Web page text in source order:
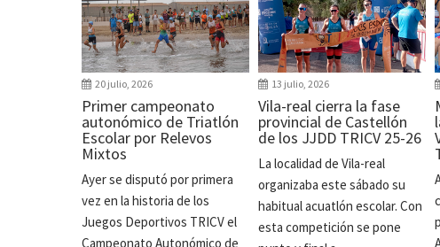
20 julio, 2026
Primer campeonato
autonómico de Triatlón
Escolar por Relevos
Mixtos
Ayer se disputó por primera
vez en la historia de los
Juegos Deportivos TRICV el
Campeonato Autonómico de
13 julio, 2026
Vila-real cierra la fase
provincial de Castellón
de los JJDD TRICV 25-26
La localidad de Vila-real
organizaba este sábado su
habitual acuatlón escolar. Con
esta competición se pone